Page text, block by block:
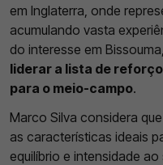
em Inglaterra, onde
acumulando vasta
do interesse em Bissouma,
liderar a lista de
para o meio-campo.
Marco Silva considera
as características ideais
equilíbrio e intensidade